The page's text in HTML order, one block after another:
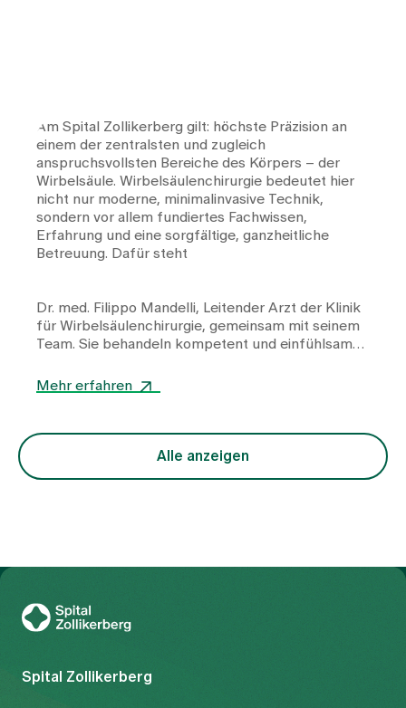
Am Spital Zollikerberg gilt: höchste Präzision an
einem der zentralsten und zugleich
anspruchsvollsten Bereiche des Körpers – der
Wirbelsäule. Wirbelsäulenchirurgie bedeutet hier
nicht nur moderne, minimalinvasive Technik,
sondern vor allem fundiertes Fachwissen,
Erfahrung und eine sorgfältige, ganzheitliche
Betreuung. Dafür steht
Dr. med. Filippo Mandelli, Leitender Arzt der Klinik
für Wirbelsäulenchirurgie, gemeinsam mit seinem
Team. Sie behandeln kompetent und einfühlsam
Spinalkanalstenosen, Wirbelgleiten,
Patienten auf dem Weg zu mehr Stabilität und
Lebensqualität. Im Interview erfahren Sie, worauf
Mehr erfahren
Alle anzeigen
Spital Zollikerberg